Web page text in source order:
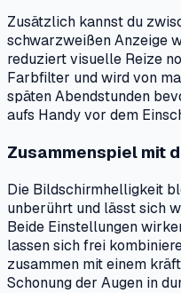
Zusätzlich kannst du
schwarzweißen Anzeige
reduziert visuelle Reize
Farbfilter und wird von
späten Abendstunden
aufs Handy vor dem
Zusammenspiel mit
Die Bildschirmhelligkeit
unberührt und lässt sich
Beide Einstellungen
lassen sich frei
zusammen mit einem
Schonung der Augen in